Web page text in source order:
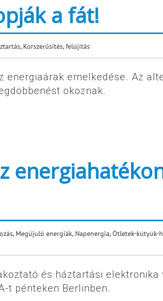
a fát!
, Korszerűsítés, felújítás
energiaárak emelkedése. Az
okoznak.
, Megújuló energiák, Napenergia,Ötletek-kütyük-
és háztartási elektronika
t pénteken Berlinben.